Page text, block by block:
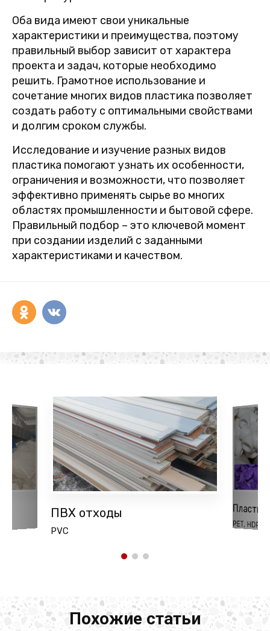
Оба вида имеют свои уникальные
характеристики и преимущества, поэтому
правильный выбор зависит от характера
проекта и задач, которые необходимо
решить. Грамотное использование и
сочетание многих видов пластика позволяет
создать работу с оптимальными свойствами
и долгим сроком службы.
Исследование и изучение разных видов
пластика помогают узнать их особенности,
ограничения и возможности, что позволяет
эффективно применять сырье во многих
областях промышленности и бытовой сфере.
Правильный подбор – это ключевой момент
при создании изделий с заданными
характеристиками и качеством.
ПВХ отходы
PVC PET,
Похожие статьи